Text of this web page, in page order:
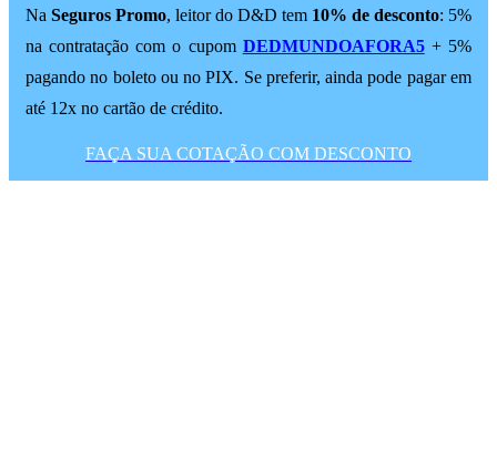
Na Seguros Promo, leitor do D&D tem 10% de desconto: 5%
na contratação com o cupom DEDMUNDOAFORA5+ 5%
pagando no boleto ou no PIX. Se preferir, ainda pode pagar em
até 12x no cartão de crédito.
FAÇA SUA COTAÇÃO COM DESCONTO